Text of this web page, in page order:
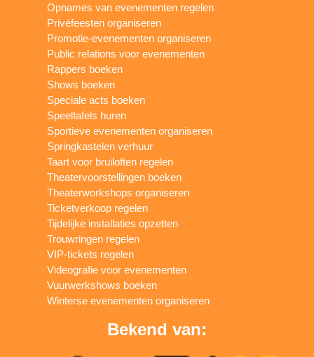
Opnames van evenementen regelen
Privéfeesten organiseren
Promotie-evenementen organiseren
Public relations voor evenementen
Rappers boeken
Shows boeken
Speciale acts boeken
Speeltafels huren
Sportieve evenementen organiseren
Springkastelen verhuur
Taart voor bruiloften regelen
Theatervoorstellingen boeken
Theaterworkshops organiseren
Ticketverkoop regelen
Tijdelijke installaties opzetten
Trouwringen regelen
VIP-tickets regelen
Videografie voor evenementen
Vuurwerkshows boeken
Winterse evenementen organiseren
Bekend van: